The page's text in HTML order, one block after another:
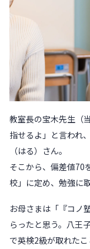
教室長の宝木先生（
指せるよ」と言われ
（はる）さん。
そこから、偏差値70
校」に定め、勉強に
お母さまは「『コノ
らったと思う。八王
で英検2級が取れた